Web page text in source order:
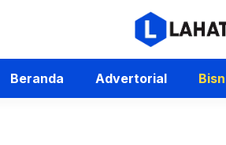
Beranda Advertorial